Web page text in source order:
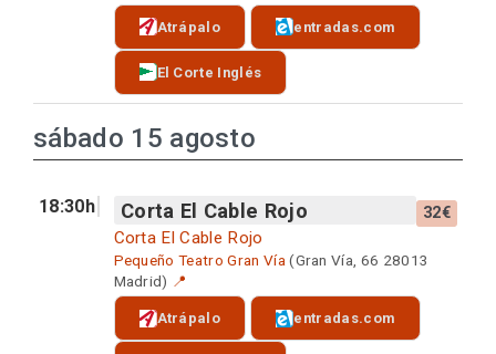
Atrápalo entradas.com
El Corte Inglés
sábado 15 agosto
18:30h Corta El Cable Rojo 32€
Corta El Cable Rojo
Pequeño Teatro Gran Vía (Gran Vía, 66 28013
Madrid) 📍
Atrápalo entradas.com